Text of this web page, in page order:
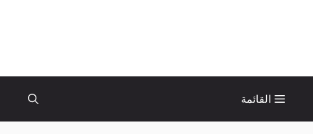
القائمة